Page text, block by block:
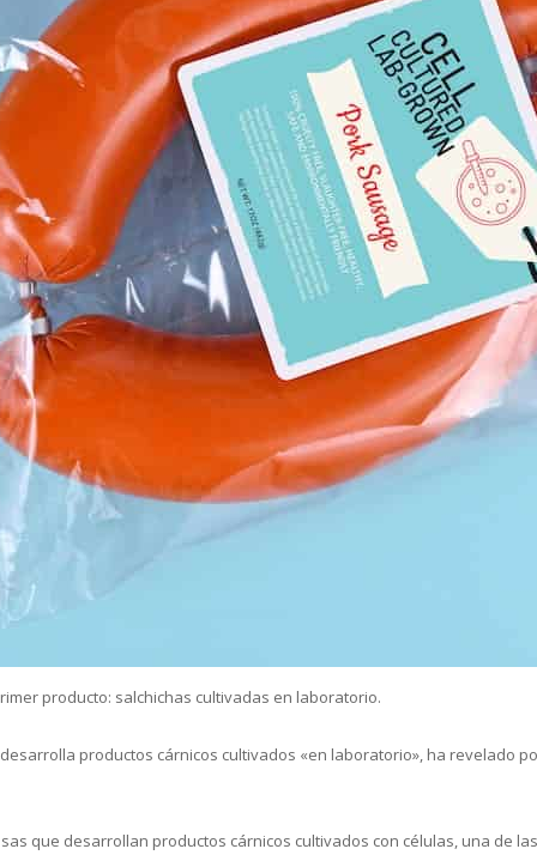
es el mejor calentador solar
producto: salchichas cultivadas en laboratorio.
productos cárnicos cultivados «en laboratorio», ha revelado
que desarrollan productos cárnicos cultivados con células, una de las